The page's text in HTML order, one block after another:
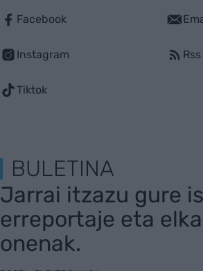
Facebook
Instagram
Tiktok
Rss
BULETINA
Jarrai itzazu gure
erreportaje eta
onenak.